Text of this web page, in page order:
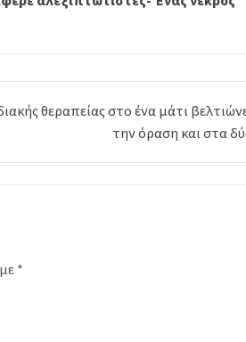
θεραπείας στο ένα μάτι
την όραση και στα
*